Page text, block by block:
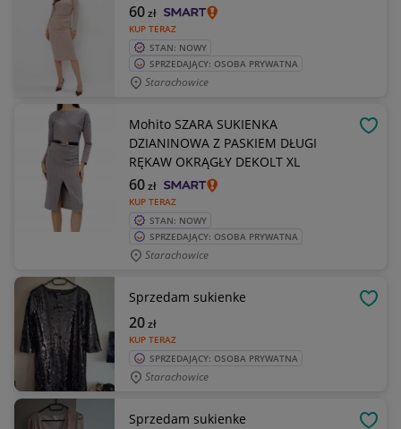
KUP TERAZ
60zł
STAN: NOWY
SPRZEDAJĄCY: OSOBA PRYWATNA
Starachowice
Mohito SZARA SUKIENKA
DZIANINOWA Z PASKIEM DŁUGI
RĘKAW OKRĄGŁY DEKOLT XL
KUP TERAZ
60zł
STAN: NOWY
SPRZEDAJĄCY: OSOBA PRYWATNA
Starachowice
Sprzedam sukienke
KUP TERAZ
20zł
SPRZEDAJĄCY: OSOBA PRYWATNA
Starachowice
Sprzedam sukienke